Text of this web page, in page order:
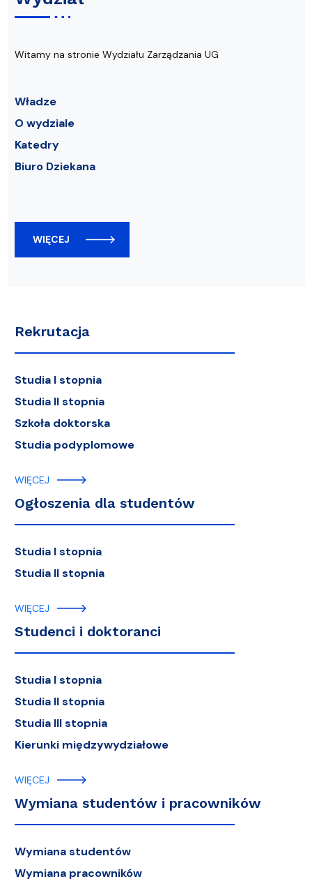
Witamy na stronie Wydziału Zarządzania UG
Władze
O wydziale
Katedry
Biuro Dziekana
WIĘCEJ
Rekrutacja
Studia I stopnia
Studia II stopnia
Szkoła doktorska
Studia podyplomowe
WIĘCEJ
Ogłoszenia dla studentów
Studia I stopnia
Studia II stopnia
WIĘCEJ
Studenci i doktoranci
Studia I stopnia
Studia II stopnia
Studia III stopnia
Kierunki międzywydziałowe
WIĘCEJ
Wymiana studentów i pracowników
Wymiana studentów
Wymiana pracowników